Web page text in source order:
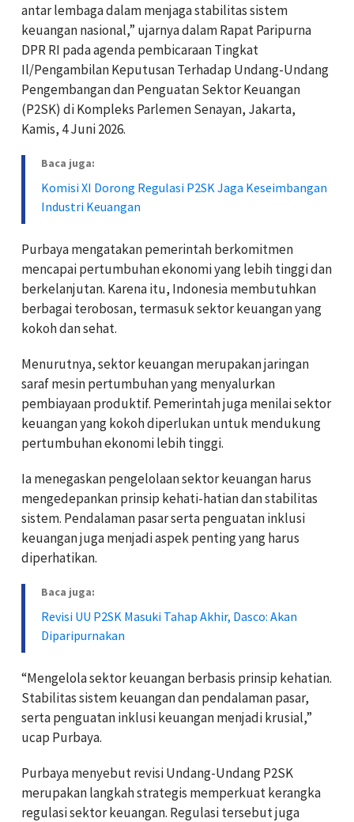
antar lembaga dalam menjaga stabilitas sistem
keuangan nasional,” ujarnya dalam Rapat Paripurna
DPR RI pada agenda pembicaraan Tingkat
Il/Pengambilan Keputusan Terhadap Undang-Undang
Pengembangan dan Penguatan Sektor Keuangan
(P2SK) di Kompleks Parlemen Senayan, Jakarta,
Kamis, 4 Juni 2026.
Baca juga:
Komisi XI Dorong Regulasi P2SK Jaga Keseimbangan
Industri Keuangan
Purbaya mengatakan pemerintah berkomitmen
mencapai pertumbuhan ekonomi yang lebih tinggi dan
berkelanjutan. Karena itu, Indonesia membutuhkan
berbagai terobosan, termasuk sektor keuangan yang
kokoh dan sehat.
Menurutnya, sektor keuangan merupakan jaringan
saraf mesin pertumbuhan yang menyalurkan
pembiayaan produktif. Pemerintah juga menilai sektor
keuangan yang kokoh diperlukan untuk mendukung
pertumbuhan ekonomi lebih tinggi.
Ia menegaskan pengelolaan sektor keuangan harus
mengedepankan prinsip kehati-hatian dan stabilitas
sistem. Pendalaman pasar serta penguatan inklusi
keuangan juga menjadi aspek penting yang harus
diperhatikan.
Baca juga:
Revisi UU P2SK Masuki Tahap Akhir, Dasco: Akan
Diparipurnakan
“Mengelola sektor keuangan berbasis prinsip kehatian.
Stabilitas sistem keuangan dan pendalaman pasar,
serta penguatan inklusi keuangan menjadi krusial,”
ucap Purbaya.
Purbaya menyebut revisi Undang-Undang P2SK
merupakan langkah strategis memperkuat kerangka
regulasi sektor keuangan. Regulasi tersebut juga